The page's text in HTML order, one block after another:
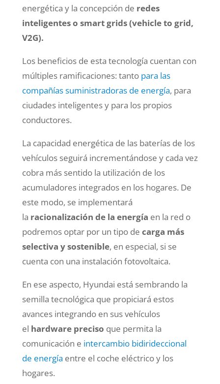
energética y la concepción de redes
inteligentes o smart grids (vehicle to grid,
V2G).
Los beneficios de esta tecnología cuentan con
múltiples ramificaciones: tanto para las
compañías suministradoras de energía, para
ciudades inteligentes y para los propios
conductores.
La capacidad energética de las baterías de los
vehículos seguirá incrementándose y cada vez
cobra más sentido la utilización de los
acumuladores integrados en los hogares. De
este modo, se implementará
la racionalización de la energía en la red o
podremos optar por un tipo de carga más
selectiva y sostenible, en especial, si se
cuenta con una instalación fotovoltaica.
En ese aspecto, Hyundai está sembrando la
semilla tecnológica que propiciará estos
avances integrando en sus vehículos
el hardware preciso que permita la
comunicación e intercambio bidirideccional
de energía entre el coche eléctrico y los
hogares.